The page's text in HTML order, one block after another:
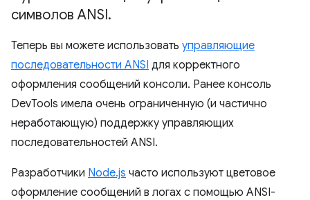
символов ANSI.
Теперь вы можете использовать управляющие
последовательности ANSI для корректного
оформления сообщений консоли. Ранее консоль
DevTools имела очень ограниченную (и частично
неработающую) поддержку управляющих
последовательностей ANSI.
Разработчики Node.js часто используют цветовое
оформление сообщений в логах с помощью ANSI-